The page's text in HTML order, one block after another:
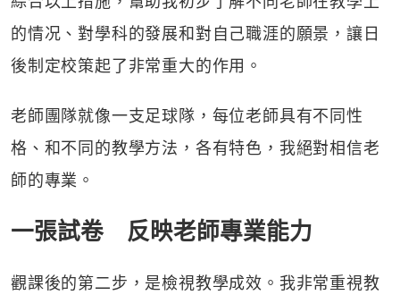
的情况、對學科的發展和對自己職涯的願景，讓日
後制定校策起了非常重大的作用。
老師團隊就像一支足球隊，每位老師具有不同性
格、和不同的教學方法，各有特色，我絕對相信老
師的專業。
一張試卷 反映老師專業能力
觀課後的第二步，是檢視教學成效。我非常重視教